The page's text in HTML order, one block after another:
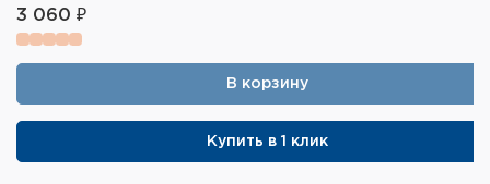
3 060 ₽
В корзину
Купить в 1 клик